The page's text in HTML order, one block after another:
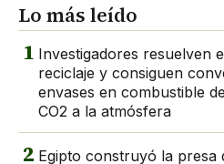
Lo más leído
1 Investigadores resuelven
reciclaje y consiguen
envases en combustible
CO2 a la atmósfera
2 Egipto construyó la presa